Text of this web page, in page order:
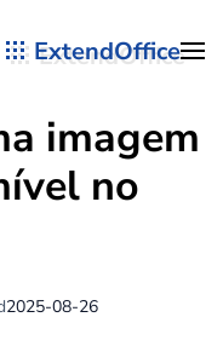
ExtendOffice
imagem
no
2025-08-26